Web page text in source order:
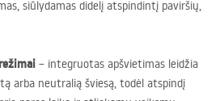
siūlydamas didelį atspindintį paviršių,
– integruotas apšvietimas leidžia
arba neutralią šviesą, todėl atspindį